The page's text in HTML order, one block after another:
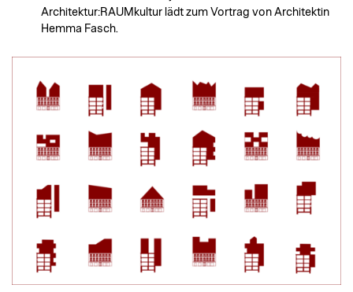
Architektur:RAUMkultur lädt zum Vortrag von Architektin
Hemma Fasch.